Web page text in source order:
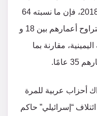
الإسرائيلي للديمقراطية” في العام 2018، فإن ما نسبته 64
في المئة من “الإسرائيليين”، الذين تتراوح أعمارهم بين 18 و
اليمينية، مقارنة بما
أحزاب عربية للمرة
“إسرائيلي” حاكم